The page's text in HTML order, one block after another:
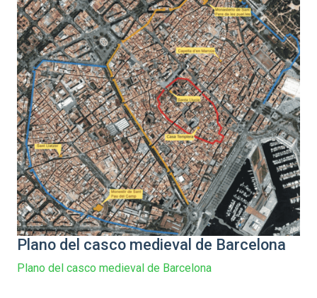
Plano del casco medieval de Barcelona
Plano del casco medieval de Barcelona